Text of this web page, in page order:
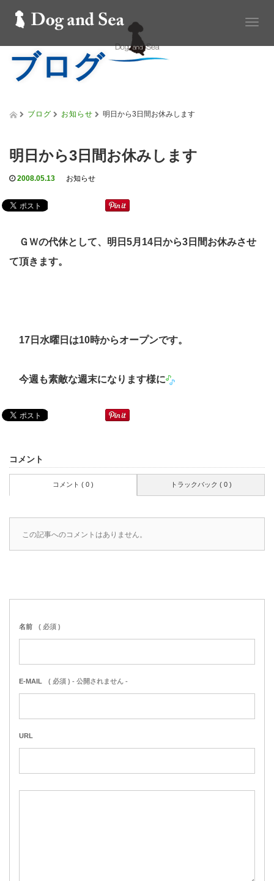
T
g
ブログ
ブログ お知らせ 明日から3日間お休みします
明日から3日間お休みします
2008.05.13 お知らせ
ＧＷの代休として、明日5月14日から3日間お休みさせ
て頂きます。
17日水曜日は10時からオープンです。
今週も素敵な週末になります様に
コメント
コメント ( 0 ) トラックバック ( 0 )
この記事へのコメントはありません。
名前 ( 必須 )
E-MAIL ( 必須 ) - 公開されません -
URL